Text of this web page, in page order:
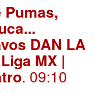
Pumas,
DAN LA
MX |
. 09:10